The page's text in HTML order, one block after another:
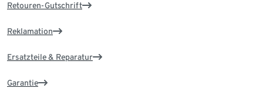
Retouren-Gutschrift
Reklamation
Ersatzteile & Reparatur
Garantie